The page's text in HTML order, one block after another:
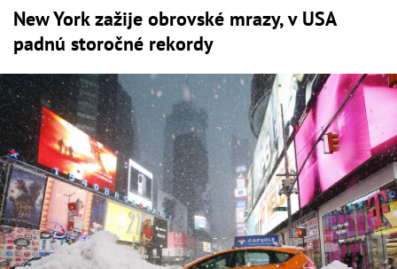
New York zažije obrovské mrazy, v USA
padnú storočné rekordy